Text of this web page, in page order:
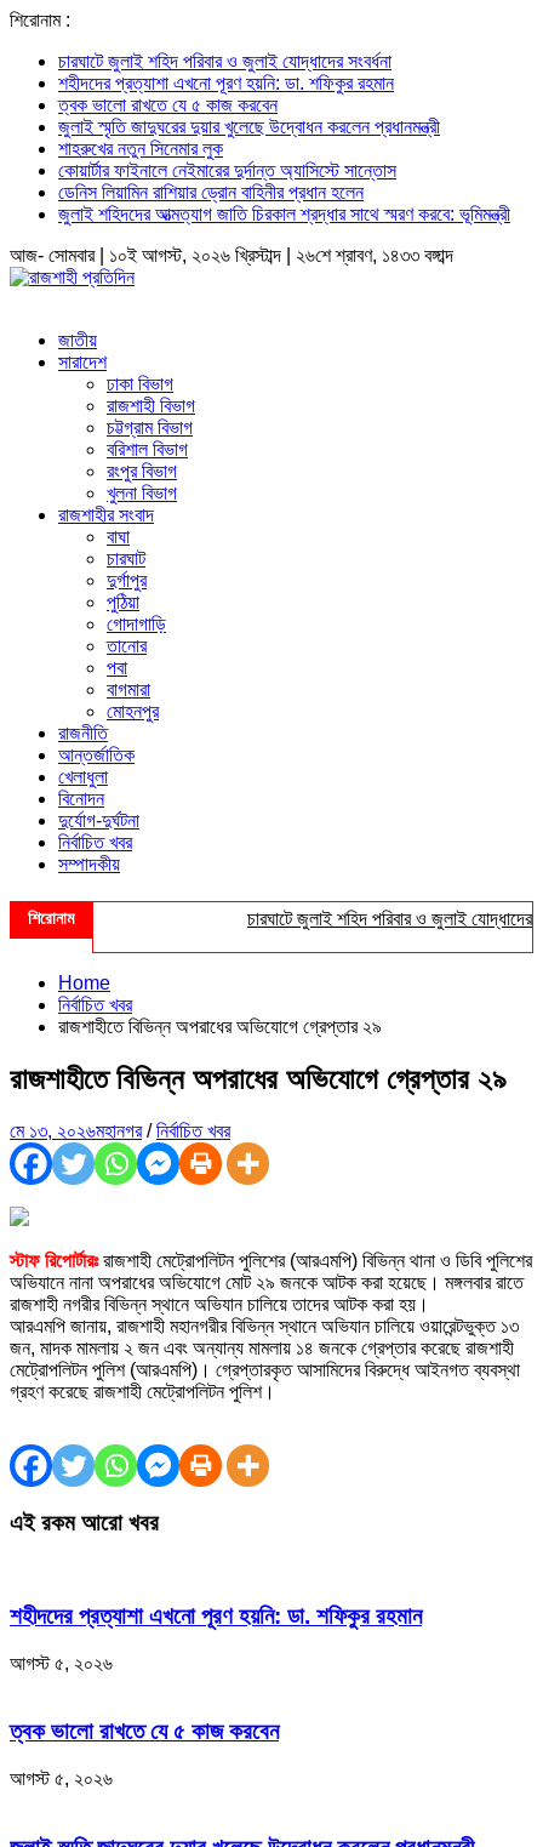
শিরোনাম :
চারঘাটে জুলাই শহিদ পরিবার ও জুলাই যোদ্ধাদের সংবর্ধনা
শহীদদের প্রত্যাশা এখনো পূরণ হয়নি: ডা. শফিকুর রহমান
ত্বক ভালো রাখতে যে ৫ কাজ করবেন
জুলাই স্মৃতি জাদুঘরের দুয়ার খুলেছে উদ্বোধন করলেন প্রধানমন্ত্রী
শাহরুখের নতুন সিনেমার লুক
কোয়ার্টার ফাইনালে নেইমারের দুর্দান্ত অ্যাসিস্টে সান্তোস
ডেনিস লিয়ামিন রাশিয়ার ড্রোন বাহিনীর প্রধান হলেন
জুলাই শহিদদের আত্মত্যাগ জাতি চিরকাল শ্রদ্ধার সাথে স্মরণ করবে: ভূমিমন্ত্রী
আজ- সোমবার | ১০ই আগস্ট, ২০২৬ খ্রিস্টাব্দ | ২৬শে শ্রাবণ, ১৪৩৩ বঙ্গাব্দ
জাতীয়
সারাদেশ
ঢাকা বিভাগ
রাজশাহী বিভাগ
চট্টগ্রাম বিভাগ
বরিশাল বিভাগ
রংপুর বিভাগ
খুলনা বিভাগ
রাজশাহীর সংবাদ
বাঘা
চারঘাট
দুর্গাপুর
পুঠিয়া
গোদাগাড়ি
তানোর
পবা
বাগমারা
মোহনপুর
রাজনীতি
আন্তর্জাতিক
খেলাধুলা
বিনোদন
দুর্যোগ-দুর্ঘটনা
নির্বাচিত খবর
সম্পাদকীয়
শিরোনাম চারঘাটে জুলাই শহিদ পরিবার ও জুলাই যোদ্ধাদের
Home
নির্বাচিত খবর
রাজশাহীতে বিভিন্ন অপরাধের অভিযোগে গ্রেপ্তার ২৯
রাজশাহীতে বিভিন্ন অপরাধের অভিযোগে গ্রেপ্তার ২৯
মে ১৩, ২০২৬মহানগর/নির্বাচিত খবর
স্টাফ রিপোর্টারঃরাজশাহী মেট্রোপলিটন পুলিশের (আরএমপি) বিভিন্ন থানা ও ডিবি পুলিশের
অভিযানে নানা অপরাধের অভিযোগে মোট ২৯ জনকে আটক করা হয়েছে। মঙ্গলবার রাতে
রাজশাহী নগরীর বিভিন্ন স্থানে অভিযান চালিয়ে তাদের আটক করা হয়।
আরএমপি জানায়, রাজশাহী মহানগরীর বিভিন্ন স্থানে অভিযান চালিয়ে ওয়ারেন্টভুক্ত ১৩
জন, মাদক মামলায় ২ জন এবং অন্যান্য মামলায় ১৪ জনকে গ্রেপ্তার করেছে রাজশাহী
মেট্রোপলিটন পুলিশ (আরএমপি)। গ্রেপ্তারকৃত আসামিদের বিরুদ্ধে আইনগত ব্যবস্থা
গ্রহণ করেছে রাজশাহী মেট্রোপলিটন পুলিশ।
এই রকম আরো খবর
শহীদদের প্রত্যাশা এখনো পূরণ হয়নি: ডা. শফিকুর রহমান
আগস্ট ৫, ২০২৬
ত্বক ভালো রাখতে যে ৫ কাজ করবেন
আগস্ট ৫, ২০২৬